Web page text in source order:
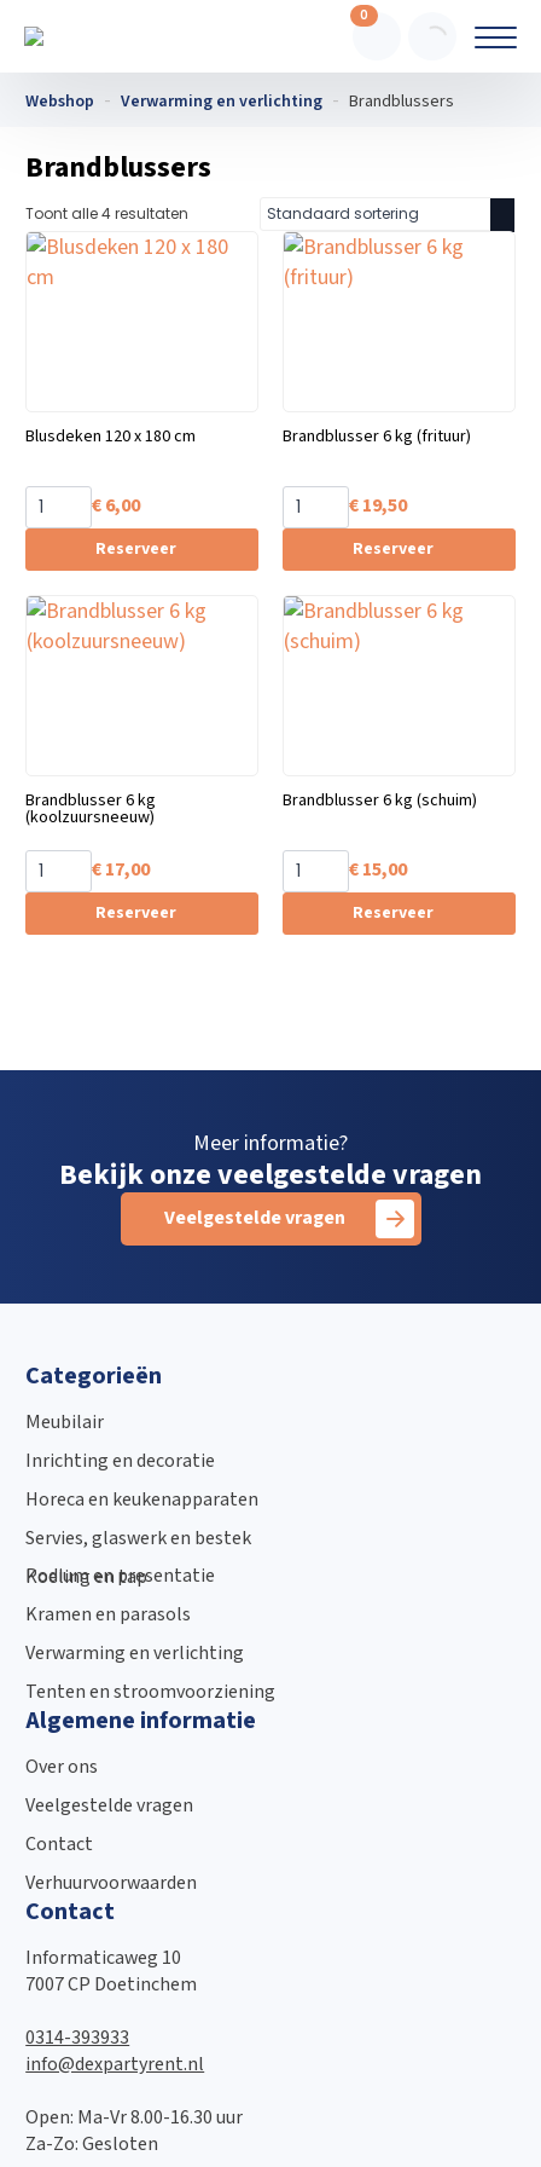
0
Webshop Verwarming en verlichting Brandblussers
Brandblussers
Toont alle 4 resultaten
Blusdeken 120 x 180 cm
€6,00
Reserveer
Brandblusser 6 kg (frituur)
€19,50
Reserveer
Brandblusser 6 kg
(koolzuursneeuw)
€17,00
Reserveer
Brandblusser 6 kg (schuim)
€15,00
Reserveer
Meer informatie?
Bekijk onze veelgestelde vragen
Veelgestelde vragen
Categorieën
Meubilair
Inrichting en decoratie
Horeca en keukenapparaten
Servies, glaswerk en bestek
Koeling en tap
Podium en presentatie
Kramen en parasols
Verwarming en verlichting
Tenten en stroomvoorziening
Algemene informatie
Over ons
Veelgestelde vragen
Contact
Verhuurvoorwaarden
Contact
Informaticaweg 10
7007 CP Doetinchem
0314-393933
info@dexpartyrent.nl
Open: Ma-Vr 8.00-16.30 uur
Za-Zo: Gesloten